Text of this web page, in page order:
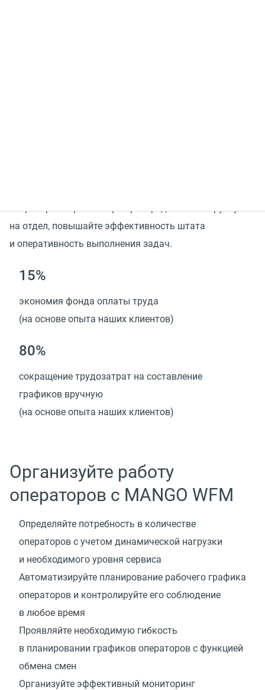
операторов — равномерно распределяйте нагрузку
на отдел, повышайте эффективность штата
и оперативность выполнения задач.
15%
экономия фонда оплаты труда
(на основе опыта наших клиентов)
80%
сокращение трудозатрат на составление
графиков вручную
(на основе опыта наших клиентов)
Организуйте работу
операторов с MANGO WFM
Определяйте потребность в количестве
операторов с учетом динамической нагрузки
и необходимого уровня сервиса
Автоматизируйте планирование рабочего графика
операторов и контролируйте его соблюдение
в любое время
Проявляйте необходимую гибкость
в планировании графиков операторов с функцией
обмена смен
Организуйте эффективный мониторинг